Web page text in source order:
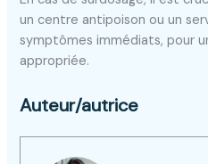
un centre antipoison ou un
symptômes immédiats, pour
appropriée.
Auteur/autrice